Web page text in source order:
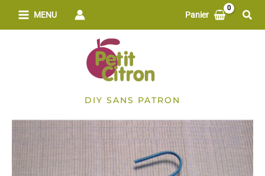
MENU Panier
DIY SANS PATRON